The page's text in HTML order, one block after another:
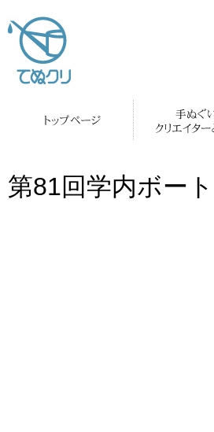
第81回学内ボー